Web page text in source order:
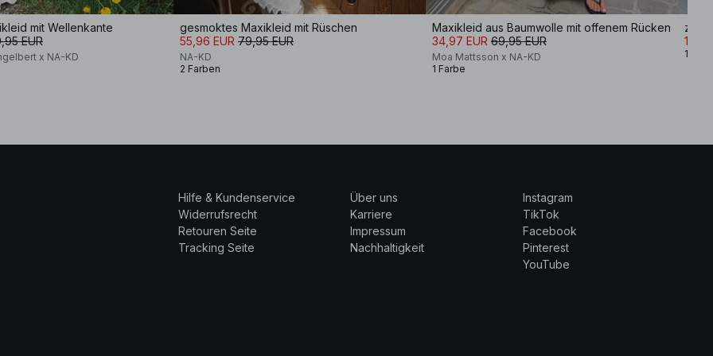
mit Wellenkante
EUR
x NA-KD
gesmoktes Maxikleid mit Rüschen
55,96 EUR 79,95 EUR
NA-KD
2 Farben
Maxikleid aus Baumwolle mit offenem Rücken
34,97 EUR 69,95 EUR
Moa Mattsson x NA-KD
1 Farbe
1
Hilfe & Kundenservice
Widerrufsrecht
Retouren Seite
Tracking Seite
Über uns
Karriere
Impressum
Nachhaltigkeit
Instagram
TikTok
Facebook
Pinterest
YouTube